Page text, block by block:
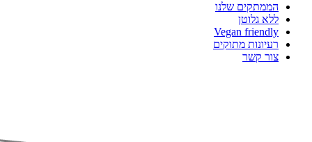
הממתקים שלנו
ללא גלוטן
Vegan friendly
רעיונות מתוקים
צור קשר